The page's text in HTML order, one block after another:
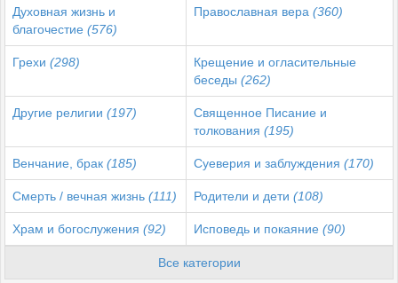
Духовная жизнь и
благочестие (576)
Православная вера (360)
Грехи (298)
Крещение и огласительные
беседы (262)
Другие религии (197)
Священное Писание и
толкования (195)
Венчание, брак (185) Суеверия и заблуждения (170)
Смерть / вечная жизнь (111) Родители и дети (108)
Храм и богослужения (92) Исповедь и покаяние (90)
Все категории